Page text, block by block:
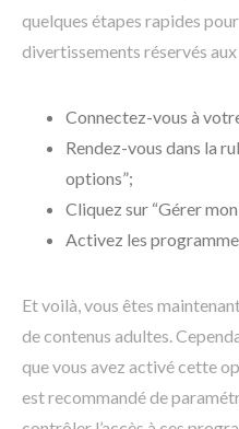
quelques étapes rapides
divertissements réservés
Connectez-vous à
Rendez-vous dans la
options”;
Cliquez sur “Gérer
Activez les
Et voilà, vous êtes
de contenus adultes.
que vous avez activé cette
est recommandé de